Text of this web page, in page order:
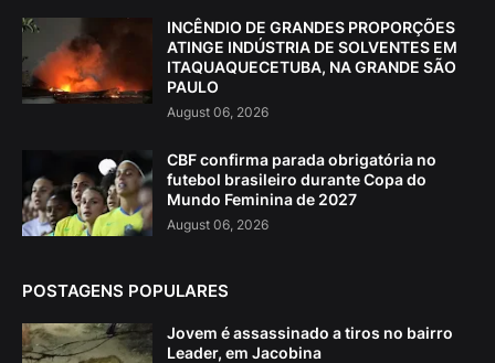
INCÊNDIO DE GRANDES PROPORÇÕES
ATINGE INDÚSTRIA DE SOLVENTES EM
ITAQUAQUECETUBA, NA GRANDE SÃO
PAULO
August 06, 2026
CBF confirma parada obrigatória no
futebol brasileiro durante Copa do
Mundo Feminina de 2027
August 06, 2026
POSTAGENS POPULARES
Jovem é assassinado a tiros no bairro
Leader, em Jacobina